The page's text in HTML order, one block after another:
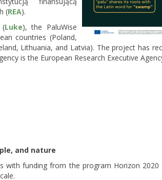
(REA).
(Luke), the PaluWise
countries (Poland,
Lithuania, and Latvia). The project has
is the European Research Executive
and nature
funding from the program Horizon 2020